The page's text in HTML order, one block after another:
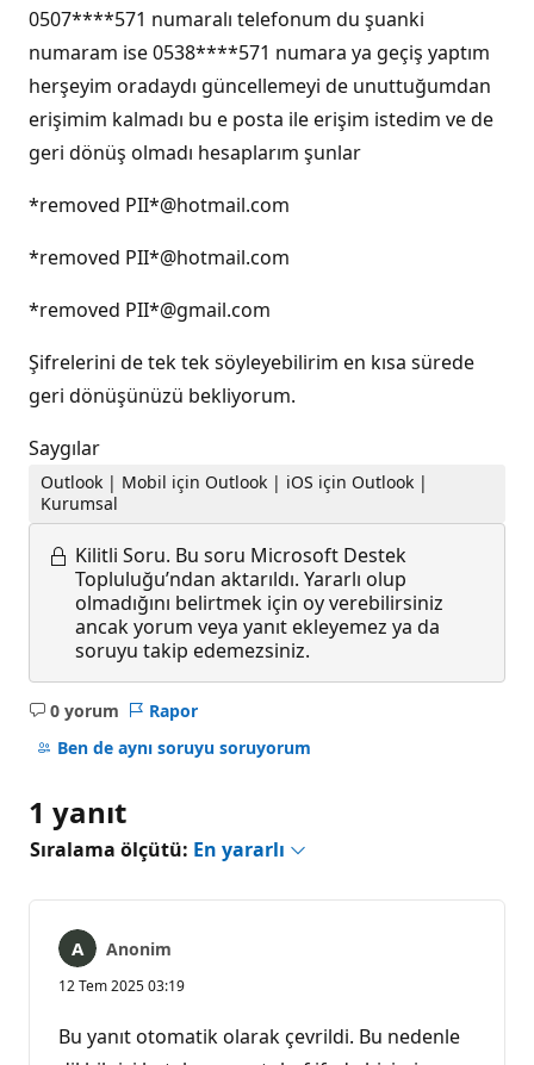
0507****571 numaralı telefonum du şuanki
numaram ise 0538****571 numara ya geçiş yaptım
herşeyim oradaydı güncellemeyi de unuttuğumdan
erişimim kalmadı bu e posta ile erişim istedim ve de
geri dönüş olmadı hesaplarım şunlar
*removed PII*@hotmail.com
*removed PII*@hotmail.com
*removed PII*@gmail.com
Şifrelerini de tek tek söyleyebilirim en kısa sürede
geri dönüşünüzü bekliyorum.
Saygılar
Outlook | Mobil için Outlook | iOS için Outlook |
Kurumsal
Kilitli Soru. Bu soru Microsoft Destek
Topluluğu’ndan aktarıldı. Yararlı olup
olmadığını belirtmek için oy verebilirsiniz
ancak yorum veya yanıt ekleyemez ya da
soruyu takip edemezsiniz.
0 yorum
Açıklama
yok
Rapor
Ben de aynı soruyu soruyorum
1 yanıt
Sıralama ölçütü: En yararlı
Anonim
12 Tem 2025 03:19
Bu yanıt otomatik olarak çevrildi. Bu nedenle